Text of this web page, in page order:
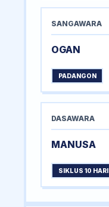
SANGAWARA
OGAN
PADANGON
DASAWARA
MANUSA
SIKLUS 10 HARI